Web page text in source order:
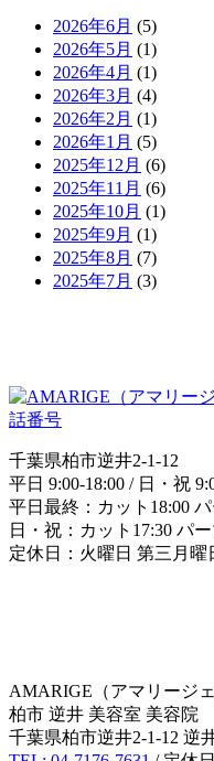
2026年6月 (5)
2026年5月 (1)
2026年4月 (1)
2026年3月 (4)
2026年2月 (1)
2026年1月 (5)
2025年12月 (6)
2025年11月 (6)
2025年10月 (1)
2025年9月 (1)
2025年8月 (7)
2025年7月 (3)
千葉県柏市逆井2-1-12
平日 9:00-18:00 / 日・祝
平日最終：カット18:00
日・祝：カット17:30 パ
定休日：火曜日 第三月曜
AMARIGE（アマリージ
柏市 逆井 美容室 美容院
千葉県柏市逆井2-1-12 逆